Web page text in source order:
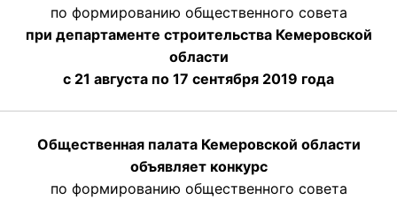
по формированию общественного совета
при департаменте строительства Кемеровской
области
с 21 августа по 17 сентября 2019 года
Общественная палата Кемеровской области
объявляет конкурс
по формированию общественного совета